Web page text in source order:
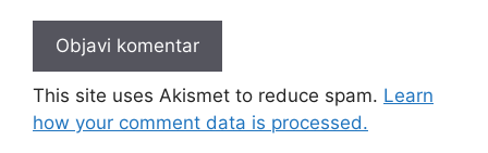
This site uses Akismet to reduce spam. Learn
how your comment data is processed.